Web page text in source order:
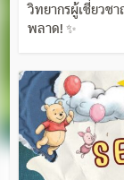
วิทยากรผู้เชี่ยวช
พลาด! ✨